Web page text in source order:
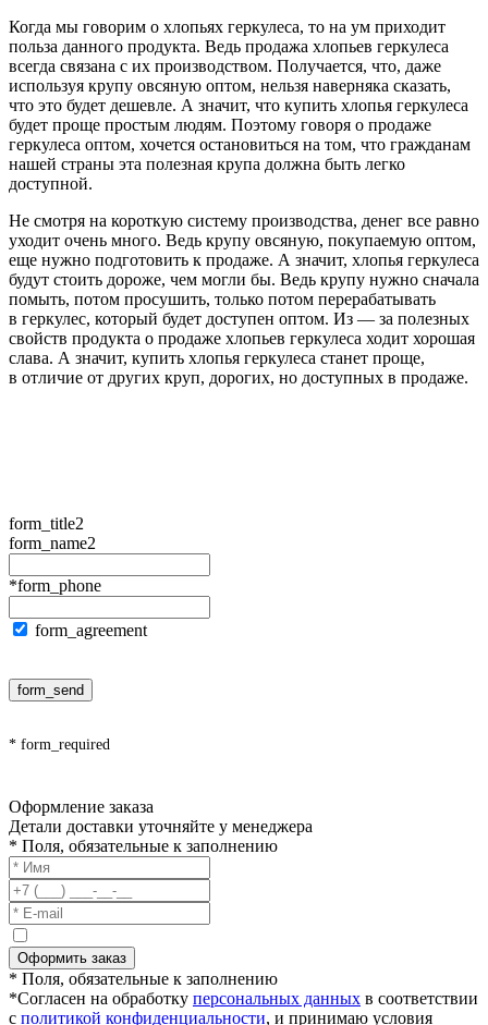
Когда мы говорим о хлопьях геркулеса, то на ум приходит
польза данного продукта. Ведь продажа хлопьев геркулеса
всегда связана с их производством. Получается, что, даже
используя крупу овсяную оптом, нельзя наверняка сказать,
что это будет дешевле. А значит, что купить хлопья геркулеса
будет проще простым людям. Поэтому говоря о продаже
геркулеса оптом, хочется остановиться на том, что гражданам
нашей страны эта полезная крупа должна быть легко
доступной.
Не смотря на короткую систему производства, денег все равно
уходит очень много. Ведь крупу овсяную, покупаемую оптом,
еще нужно подготовить к продаже. А значит, хлопья геркулеса
будут стоить дороже, чем могли бы. Ведь крупу нужно сначала
помыть, потом просушить, только потом перерабатывать
в геркулес, который будет доступен оптом. Из — за полезных
свойств продукта о продаже хлопьев геркулеса ходит хорошая
слава. А значит, купить хлопья геркулеса станет проще,
в отличие от других круп, дорогих, но доступных в продаже.
form_title2
form_name2
*form_phone
form_agreement
form_send
* form_required
Оформление заказа
Детали доставки уточняйте у менеджера
* Поля, обязательные к заполнению
Оформить заказ
* Поля, обязательные к заполнению
*Согласен на обработку персональных данных в соответствии
с политикой конфиденциальности, и принимаю условия